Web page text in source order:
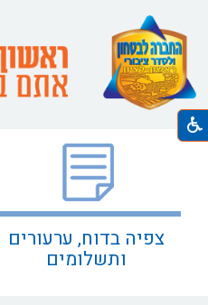
צפיה בדוח, ערעורים
ותשלומים